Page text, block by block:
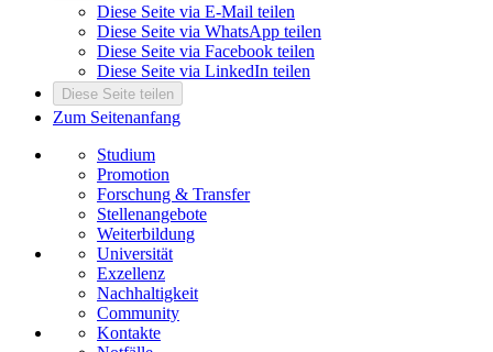
Diese Seite via E-Mail teilen
Diese Seite via WhatsApp teilen
Diese Seite via Facebook teilen
Diese Seite via LinkedIn teilen
Diese Seite teilen
Zum Seitenanfang
Studium
Promotion
Forschung & Transfer
Stellenangebote
Weiterbildung
Universität
Exzellenz
Nachhaltigkeit
Community
Kontakte